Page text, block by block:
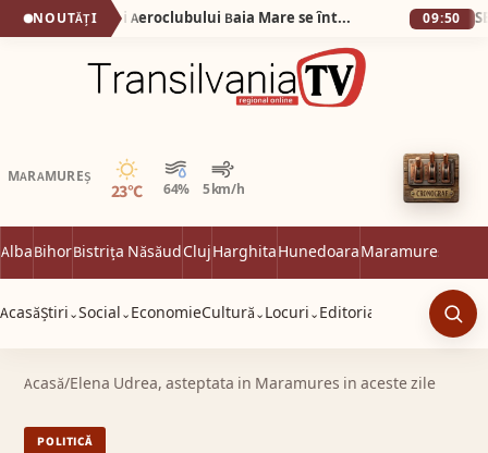
NOUTĂȚI (VIDEO) Veteranii Aeroclubului Baia Mare se întâlnesc sâmbătă 6 iunie 09:50
MARAMUREȘ
23°C 64% 5 km/h
Senin
AlbaBihorBistrița NăsăudClujHarghitaHunedoaraMaramureș
AcasăȘtiri ⌄Social ⌄ EconomieCultură ⌄ Locuri ⌄ Editorial
Acasă/Elena Udrea, asteptata in Maramures in aceste zile
POLITICĂ